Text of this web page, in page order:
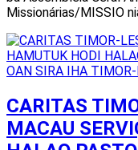
Missionárias/MISSIO
CARITAS
MACAU